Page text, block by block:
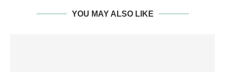
YOU MAY ALSO LIKE